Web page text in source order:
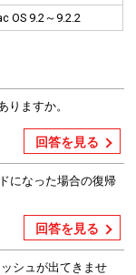
OS 9.2～9.2.2
りますか。
回答を見る
になった場合の復帰
回答を見る
シュが出てきませ